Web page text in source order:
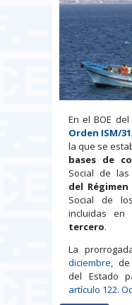
En el BOE
Orden ISM/
la que se
bases de
Social de las
del Régimen
Social de
incluidas en
tercero.
La
diciembre ,
del Estado
artículo 122.